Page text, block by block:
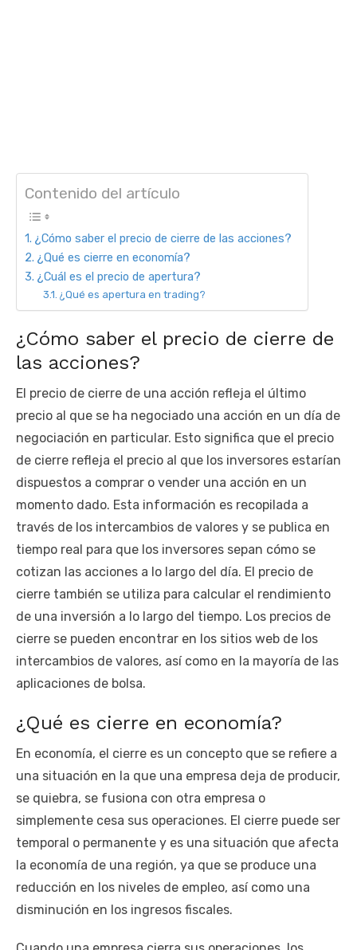
Contenido del artículo
¿Cómo saber el precio de cierre de las acciones?
¿Qué es cierre en economía?
¿Cuál es el precio de apertura?
¿Qué es apertura en trading?
¿Cómo saber el precio de cierre de
las acciones?
El precio de cierre de una acción refleja el último
precio al que se ha negociado una acción en un día de
negociación en particular. Esto significa que el precio
de cierre refleja el precio al que los inversores estarían
dispuestos a comprar o vender una acción en un
momento dado. Esta información es recopilada a
través de los intercambios de valores y se publica en
tiempo real para que los inversores sepan cómo se
cotizan las acciones a lo largo del día. El precio de
cierre también se utiliza para calcular el rendimiento
de una inversión a lo largo del tiempo. Los precios de
cierre se pueden encontrar en los sitios web de los
intercambios de valores, así como en la mayoría de las
aplicaciones de bolsa.
¿Qué es cierre en economía?
En economía, el cierre es un concepto que se refiere a
una situación en la que una empresa deja de producir,
se quiebra, se fusiona con otra empresa o
simplemente cesa sus operaciones. El cierre puede ser
temporal o permanente y es una situación que afecta
la economía de una región, ya que se produce una
reducción en los niveles de empleo, así como una
disminución en los ingresos fiscales.